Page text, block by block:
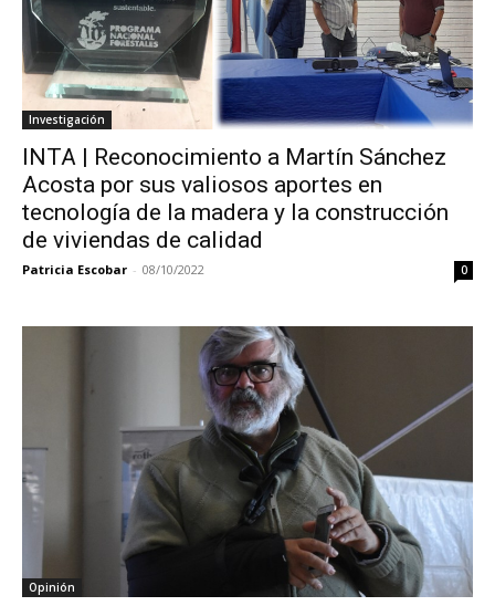
Investigación
INTA | Reconocimiento a Martín Sánchez
Acosta por sus valiosos aportes en
tecnología de la madera y la construcción
de viviendas de calidad
Patricia Escobar - 08/10/2022 0
Opinión